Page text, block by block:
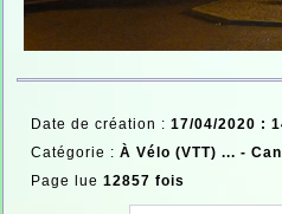
Date de création : 17/04/2020 :
Catégorie : À Vélo (VTT) ... -
Page lue 12857 fois